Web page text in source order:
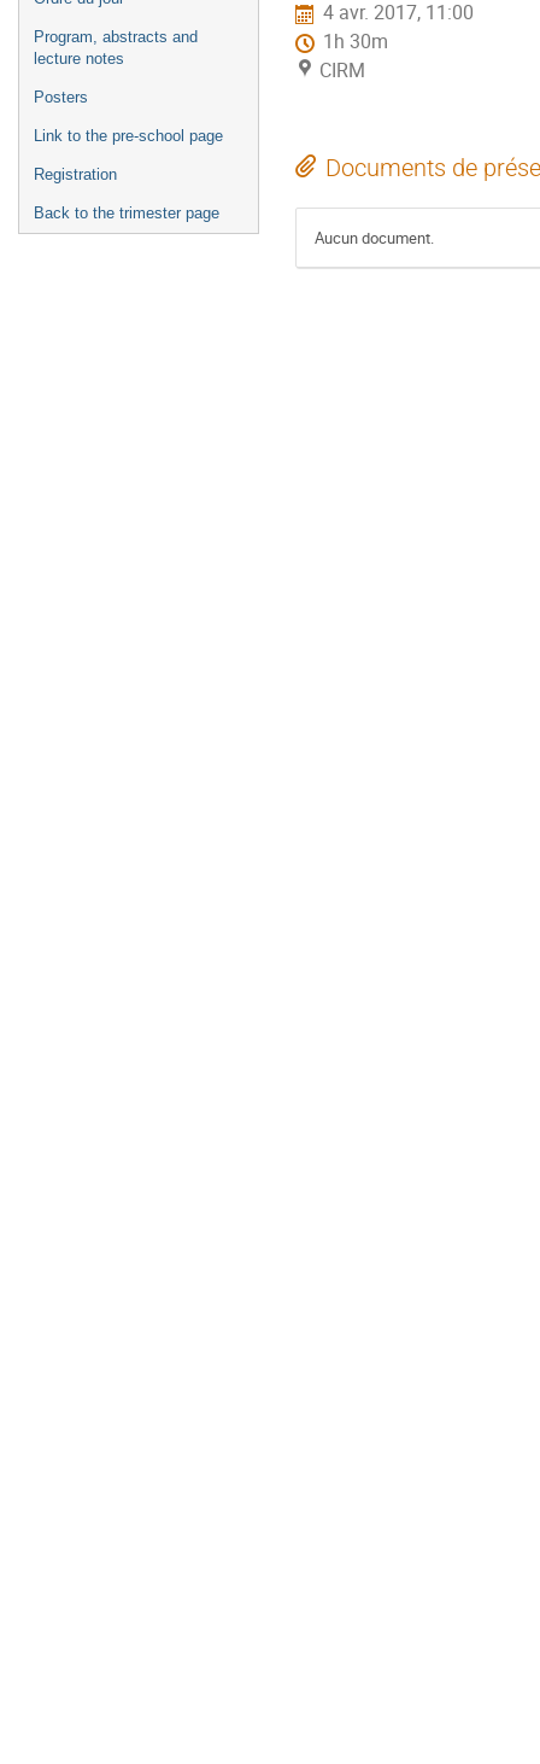
Program, abstracts and
lecture notes
Posters
Link to the pre-school page
Registration
Back to the trimester page
4 avr. 2017, 11:00
1h 30m
CIRM
Documents de
Aucun document.